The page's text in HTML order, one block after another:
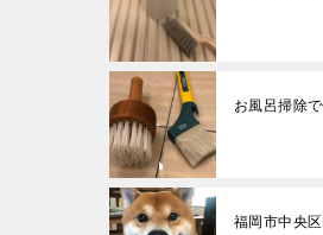
お風呂掃除
福岡市中央